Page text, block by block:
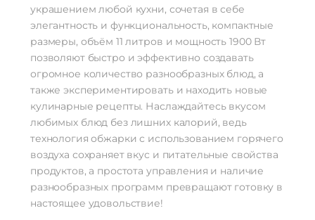
украшением любой кухни, сочетая в себе
элегантность и функциональность, компактные
размеры, объём 11 литров и мощность 1900 Вт
позволяют быстро и эффективно создавать
огромное количество разнообразных блюд, а
также экспериментировать и находить новые
кулинарные рецепты. Наслаждайтесь вкусом
любимых блюд без лишних калорий, ведь
технология обжарки с использованием горячего
воздуха сохраняет вкус и питательные свойства
продуктов, а простота управления и наличие
разнообразных программ превращают готовку в
настоящее удовольствие!